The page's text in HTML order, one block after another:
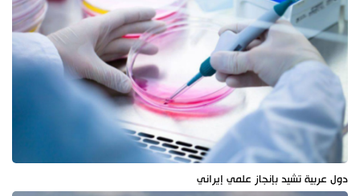
دول عربية تشيد بإنجاز علمي إيراني